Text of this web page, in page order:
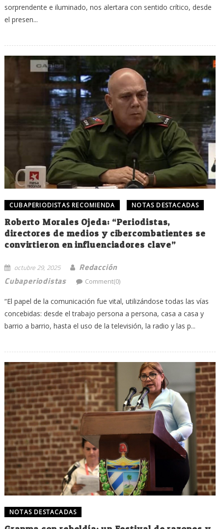
sorprendente e iluminado, nos alertara con sentido crítico, desde
el presen...
CUBAPERIODISTAS RECOMIENDA NOTAS DESTACADAS
Roberto Morales Ojeda: “Periodistas,
directores de medios y cibercombatientes se
convirtieron en influenciadores clave”
octubre 29, 2025
Redacción
Cubaperiodistas
Comment(0)
“El papel de la comunicación fue vital, utilizándose todas las vías
concebidas: desde el trabajo persona a persona, casa a casa y
barrio a barrio, hasta el uso de la televisión, la radio y las p...
NOTAS DESTACADAS